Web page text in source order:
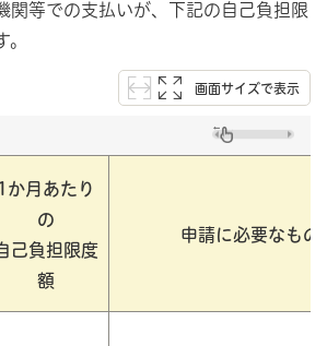
関等での支払いが、下記の自己負担限
画面サイズで表示
か月あたり
の
己負担限度
額
申請に必要なもの